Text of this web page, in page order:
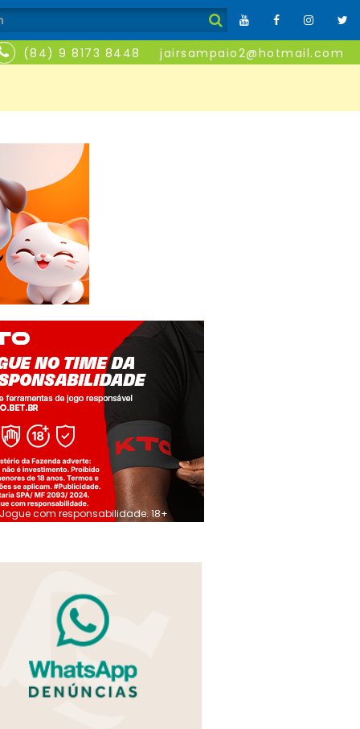
(84) 9 8173 8448 jairsampaio2@hotmail.com
Jogue com responsabilidade. 18+